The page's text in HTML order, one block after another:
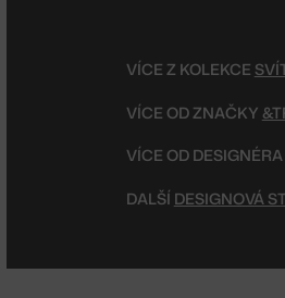
VÍCE Z KOLEKCE
VÍCE OD ZNAČKY
VÍCE OD DESIGNÉRA
DALŠÍ DESIGNOVÁ